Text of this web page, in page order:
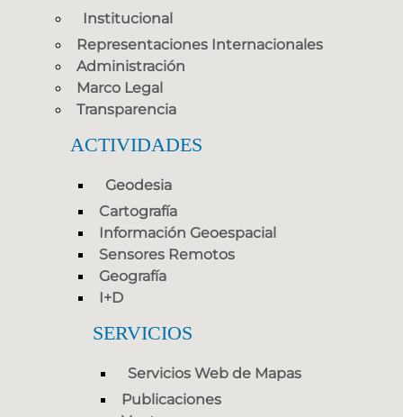
Institucional
Representaciones Internacionales
Administración
Marco Legal
Transparencia
ACTIVIDADES
Geodesia
Cartografía
Información Geoespacial
Sensores Remotos
Geografía
I+D
SERVICIOS
Servicios Web de Mapas
Publicaciones